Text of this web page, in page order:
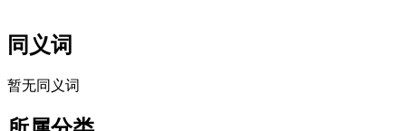
同义词
暂无同义词